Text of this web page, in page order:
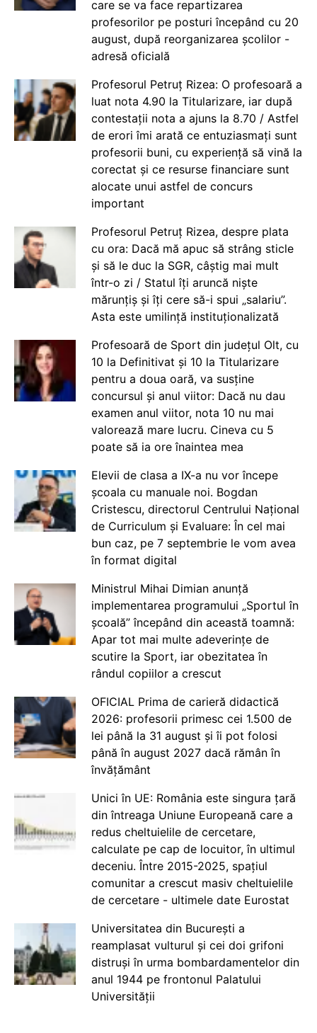
care se va face repartizarea
profesorilor pe posturi începând cu 20
august, după reorganizarea școlilor -
adresă oficială
Profesorul Petruț Rizea: O profesoară a
luat nota 4.90 la Titularizare, iar după
contestații nota a ajuns la 8.70 / Astfel
de erori îmi arată ce entuziasmați sunt
profesorii buni, cu experiență să vină la
corectat și ce resurse financiare sunt
alocate unui astfel de concurs
important
Profesorul Petruț Rizea, despre plata
cu ora: Dacă mă apuc să strâng sticle
și să le duc la SGR, câștig mai mult
într-o zi / Statul îți aruncă niște
mărunțiș și îți cere să-i spui „salariu”.
Asta este umilință instituționalizată
Profesoară de Sport din județul Olt, cu
10 la Definitivat și 10 la Titularizare
pentru a doua oară, va susține
concursul și anul viitor: Dacă nu dau
examen anul viitor, nota 10 nu mai
valorează mare lucru. Cineva cu 5
poate să ia ore înaintea mea
Elevii de clasa a IX-a nu vor începe
școala cu manuale noi. Bogdan
Cristescu, directorul Centrului Național
de Curriculum și Evaluare: În cel mai
bun caz, pe 7 septembrie le vom avea
în format digital
Ministrul Mihai Dimian anunță
implementarea programului „Sportul în
școală” începând din această toamnă:
Apar tot mai multe adeverințe de
scutire la Sport, iar obezitatea în
rândul copiilor a crescut
OFICIAL Prima de carieră didactică
2026: profesorii primesc cei 1.500 de
lei până la 31 august și îi pot folosi
până în august 2027 dacă rămân în
învățământ
Unici în UE: România este singura țară
din întreaga Uniune Europeană care a
redus cheltuielile de cercetare,
calculate pe cap de locuitor, în ultimul
deceniu. Între 2015-2025, spațiul
comunitar a crescut masiv cheltuielile
de cercetare - ultimele date Eurostat
Universitatea din București a
reamplasat vulturul și cei doi grifoni
distruși în urma bombardamentelor din
anul 1944 pe frontonul Palatului
Universității